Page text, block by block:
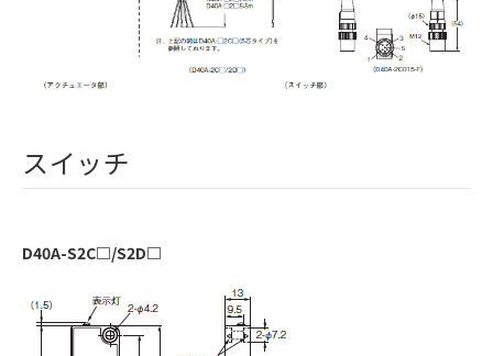
スイッチ
D40A-S2C□/S2D□